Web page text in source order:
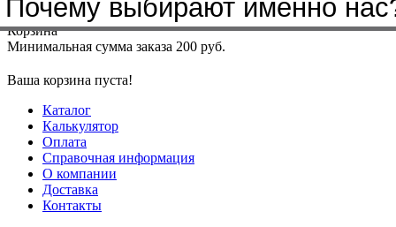
Меню+7(4912)50-37-50sbit@krep62.ru
Корзина
Минимальная сумма заказа 200 руб.
Ваша корзина пуста!
Каталог
Калькулятор
Оплата
Справочная информация
О компании
Доставка
Контакты
Почему выбирают именно